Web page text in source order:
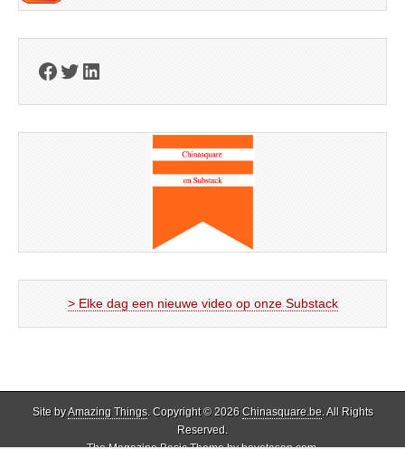
Facebook
Twitter
LinkedIn
> Elke dag een nieuwe video op onze Substack
Site byAmazing Things. Copyright © 2026 Chinasquare.be. All Rights
Reserved.